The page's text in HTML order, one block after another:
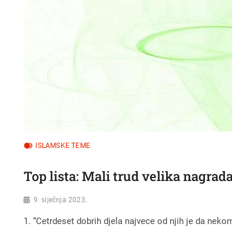
ISLAMSKE TEME
Top lista: Mali trud velika
9. siječnja 2023.
1. “Cetrdeset dobrih djela najvece od njih je da